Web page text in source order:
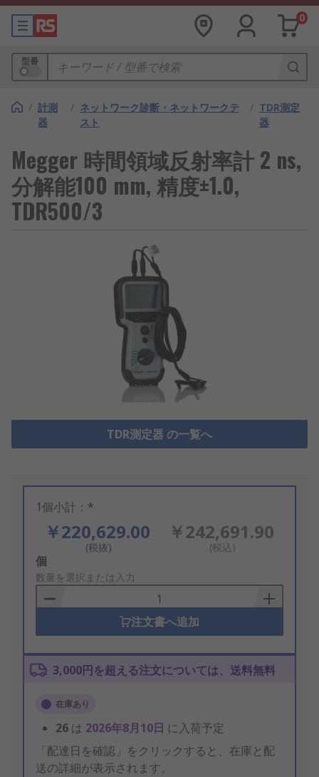
0
型番
/ 計測
器
/ ネットワーク診断・ネットワークテ
スト
/ TDR測定
器
Megger 時間領域反射率計 2 ns,
分解能100 mm, 精度±1.0,
TDR500/3
TDR測定器 の一覧へ
1個小計：*
￥220,629.00
(税抜)
￥242,691.90
(税込)
Add
to
Basket
個
数量を選択または入力
注文書へ追加
3,000円を超える注文については、送料無料
在庫あり
26 は 2026年8月10日 に入荷予定
「配達日を確認」をクリックすると、在庫と配
送の詳細が表示されます。